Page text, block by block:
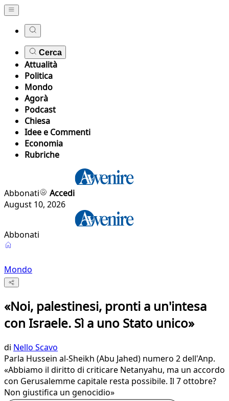
Cerca
Attualità
Politica
Mondo
Agorà
Podcast
Chiesa
Idee e Commenti
Economia
Rubriche
Abbonati
Accedi
August 10, 2026
Abbonati
Mondo
«Noi, palestinesi, pronti a un'intesa
con Israele. Sì a uno Stato unico»
di Nello Scavo
Parla Hussein al-Sheikh (Abu Jahed) numero 2 dell'Anp.
«Abbiamo il diritto di criticare Netanyahu, ma un accordo
con Gerusalemme capitale resta possibile. Il 7 ottobre?
Non giustifica un genocidio»